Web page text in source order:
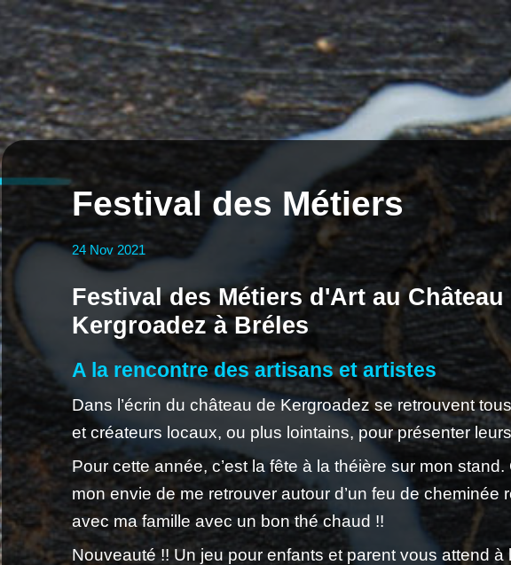
Festival des Métiers
24 Nov 2021
Festival des Métiers d'Art au Château
Kergroadez à Bréles
A la rencontre des artisans et artistes
Dans l’écrin du château de Kergroadez se retrouvent
et créateurs locaux, ou plus lointains, pour présenter
Pour cette année, c’est la fête à la théière sur mon stand.
mon envie de me retrouver autour d’un feu de cheminée
avec ma famille avec un bon thé chaud !!
Nouveauté !! Un jeu pour enfants et parent vous attend à